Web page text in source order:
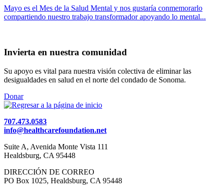
Mayo es el Mes de la Salud Mental y nos gustaría conmemorarlo
compartiendo nuestro trabajo transformador apoyando lo mental...
Invierta en nuestra comunidad
Su apoyo es vital para nuestra visión colectiva de eliminar las
desigualdades en salud en el norte del condado de Sonoma.
Donar
707.473.0583
info@healthcarefoundation.net
Suite A, Avenida Monte Vista 111
Healdsburg, CA 95448
DIRECCIÓN DE CORREO
PO Box 1025, Healdsburg, CA 95448